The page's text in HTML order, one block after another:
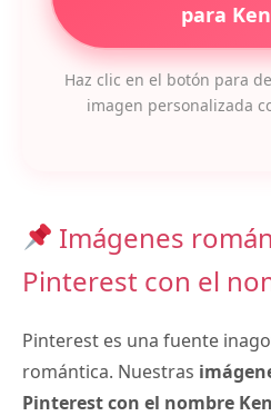
para
Haz clic en el botón para
imagen personalizada
Imágenes
Pinterest con el
Pinterest es una fuente
romántica. Nuestras
Pinterest con el nombre